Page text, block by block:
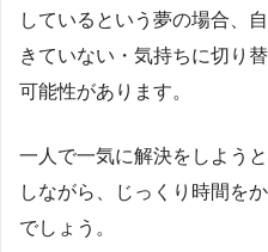
しているという夢の場合、
きていない・気持ちに切り
可能性があります。
一人で一気に解決をしよう
しながら、じっくり時間を
でしょう。